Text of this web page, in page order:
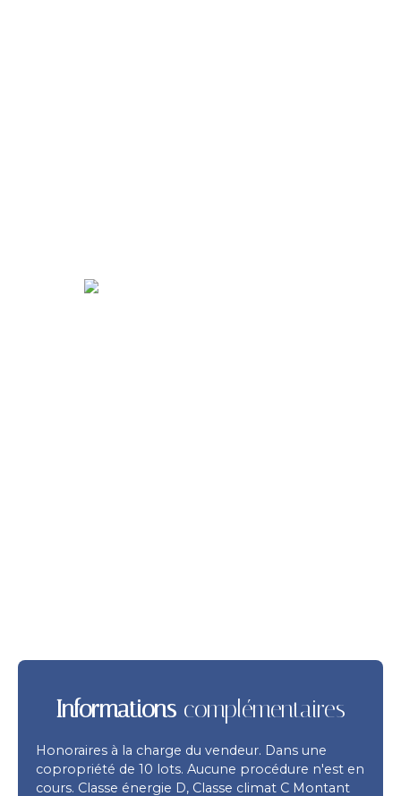
Informations complémentaires
Honoraires à la charge du vendeur. Dans une
copropriété de 10 lots. Aucune procédure n'est en
cours. Classe énergie D, Classe climat C Montant